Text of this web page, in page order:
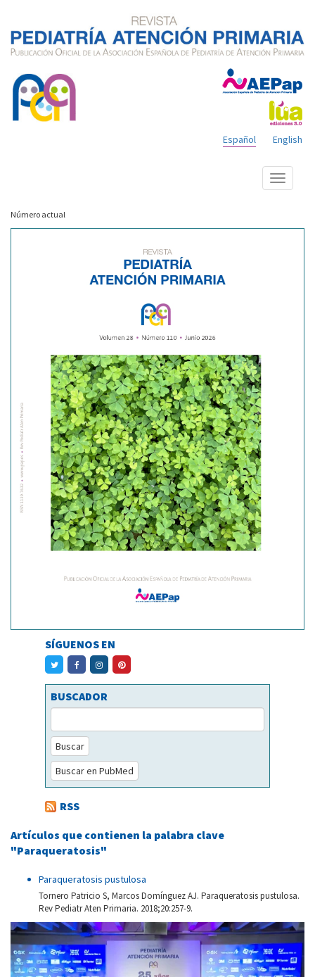
English
Español
Mostrar
menú
Número actual
SÍGUENOS EN
BUSCADOR
Buscar
Buscar en PubMed
RSS
Artículos que contienen la palabra clave
"Paraqueratosis"
Paraqueratosis pustulosa
Tornero Patricio S, Marcos Domínguez AJ. Paraqueratosis pustulosa.
Rev Pediatr Aten Primaria. 2018;20:257-9.